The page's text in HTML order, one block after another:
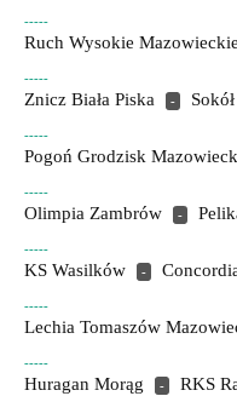
-----
Ruch Wysokie Mazowieckie
-----
Znicz Biała Piska -
-----
Pogoń Grodzisk
-----
Olimpia Zambrów -
-----
KS Wasilków -
-----
Lechia Tomaszów
-----
Huragan Morąg - RKS